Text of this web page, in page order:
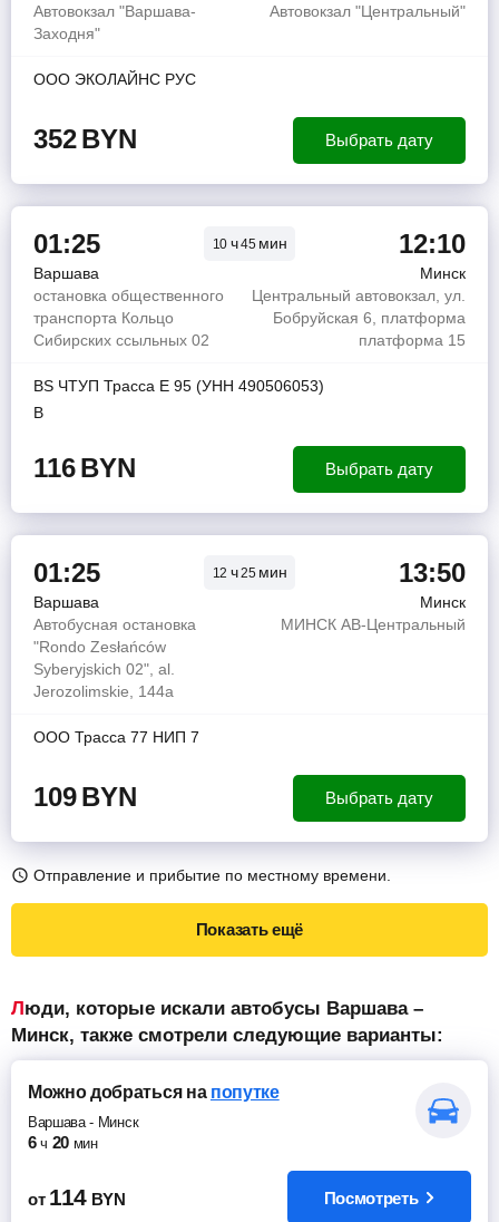
Автовокзал "Варшава-
Заходня"
Автовокзал "Центральный"
ООО ЭКОЛАЙНС РУС
352BYN Выбрать дату
01:25 10 ч45 мин 12:10
Варшава
Минск
остановка общественного
транспорта Кольцо
Сибирских ссыльных 02
Центральный автовокзал, ул.
Бобруйская 6, платформа
платформа 15
BS ЧТУП Трасса Е 95 (УНН 490506053)
В
116BYN Выбрать дату
01:25 12 ч25 мин 13:50
Варшава
Минск
Автобусная остановка
"Rondo Zesłańców
Syberyjskich 02", al.
Jerozolimskie, 144a
МИНСК АВ-Центральный
ООО Трасса 77 НИП 7
109BYN Выбрать дату
Отправление и прибытие по местному времени.
Показать ещё
Люди, которые искали автобусы Варшава –
Минск, также смотрели следующие варианты:
Можно добратьсяна попутке
Варшава- Минск
6 ч 20 мин
от 114 BYN Посмотреть